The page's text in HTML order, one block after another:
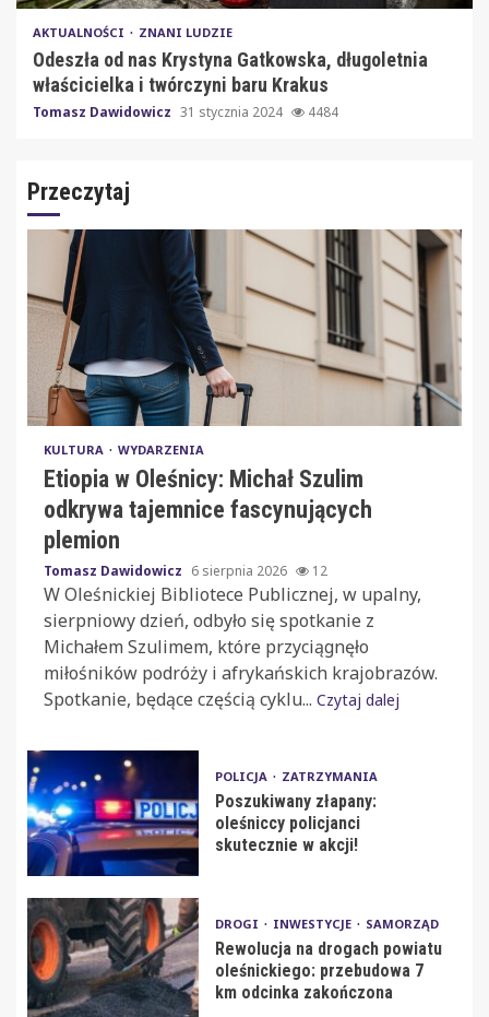
AKTUALNOŚCI ZNANI LUDZIE
Odeszła od nas Krystyna Gatkowska, długoletnia
właścicielka i twórczyni baru Krakus
Tomasz Dawidowicz 31 stycznia 2024 4484
Przeczytaj
KULTURA WYDARZENIA
Etiopia w Oleśnicy: Michał Szulim
odkrywa tajemnice fascynujących
plemion
Tomasz Dawidowicz 6 sierpnia 2026 12
W Oleśnickiej Bibliotece Publicznej, w upalny,
sierpniowy dzień, odbyło się spotkanie z
Michałem Szulimem, które przyciągnęło
miłośników podróży i afrykańskich krajobrazów.
Spotkanie, będące częścią cyklu... Czytaj dalej
POLICJA ZATRZYMANIA
Poszukiwany złapany:
oleśniccy policjanci
skutecznie w akcji!
DROGI INWESTYCJE SAMORZĄD
Rewolucja na drogach powiatu
oleśnickiego: przebudowa 7
km odcinka zakończona